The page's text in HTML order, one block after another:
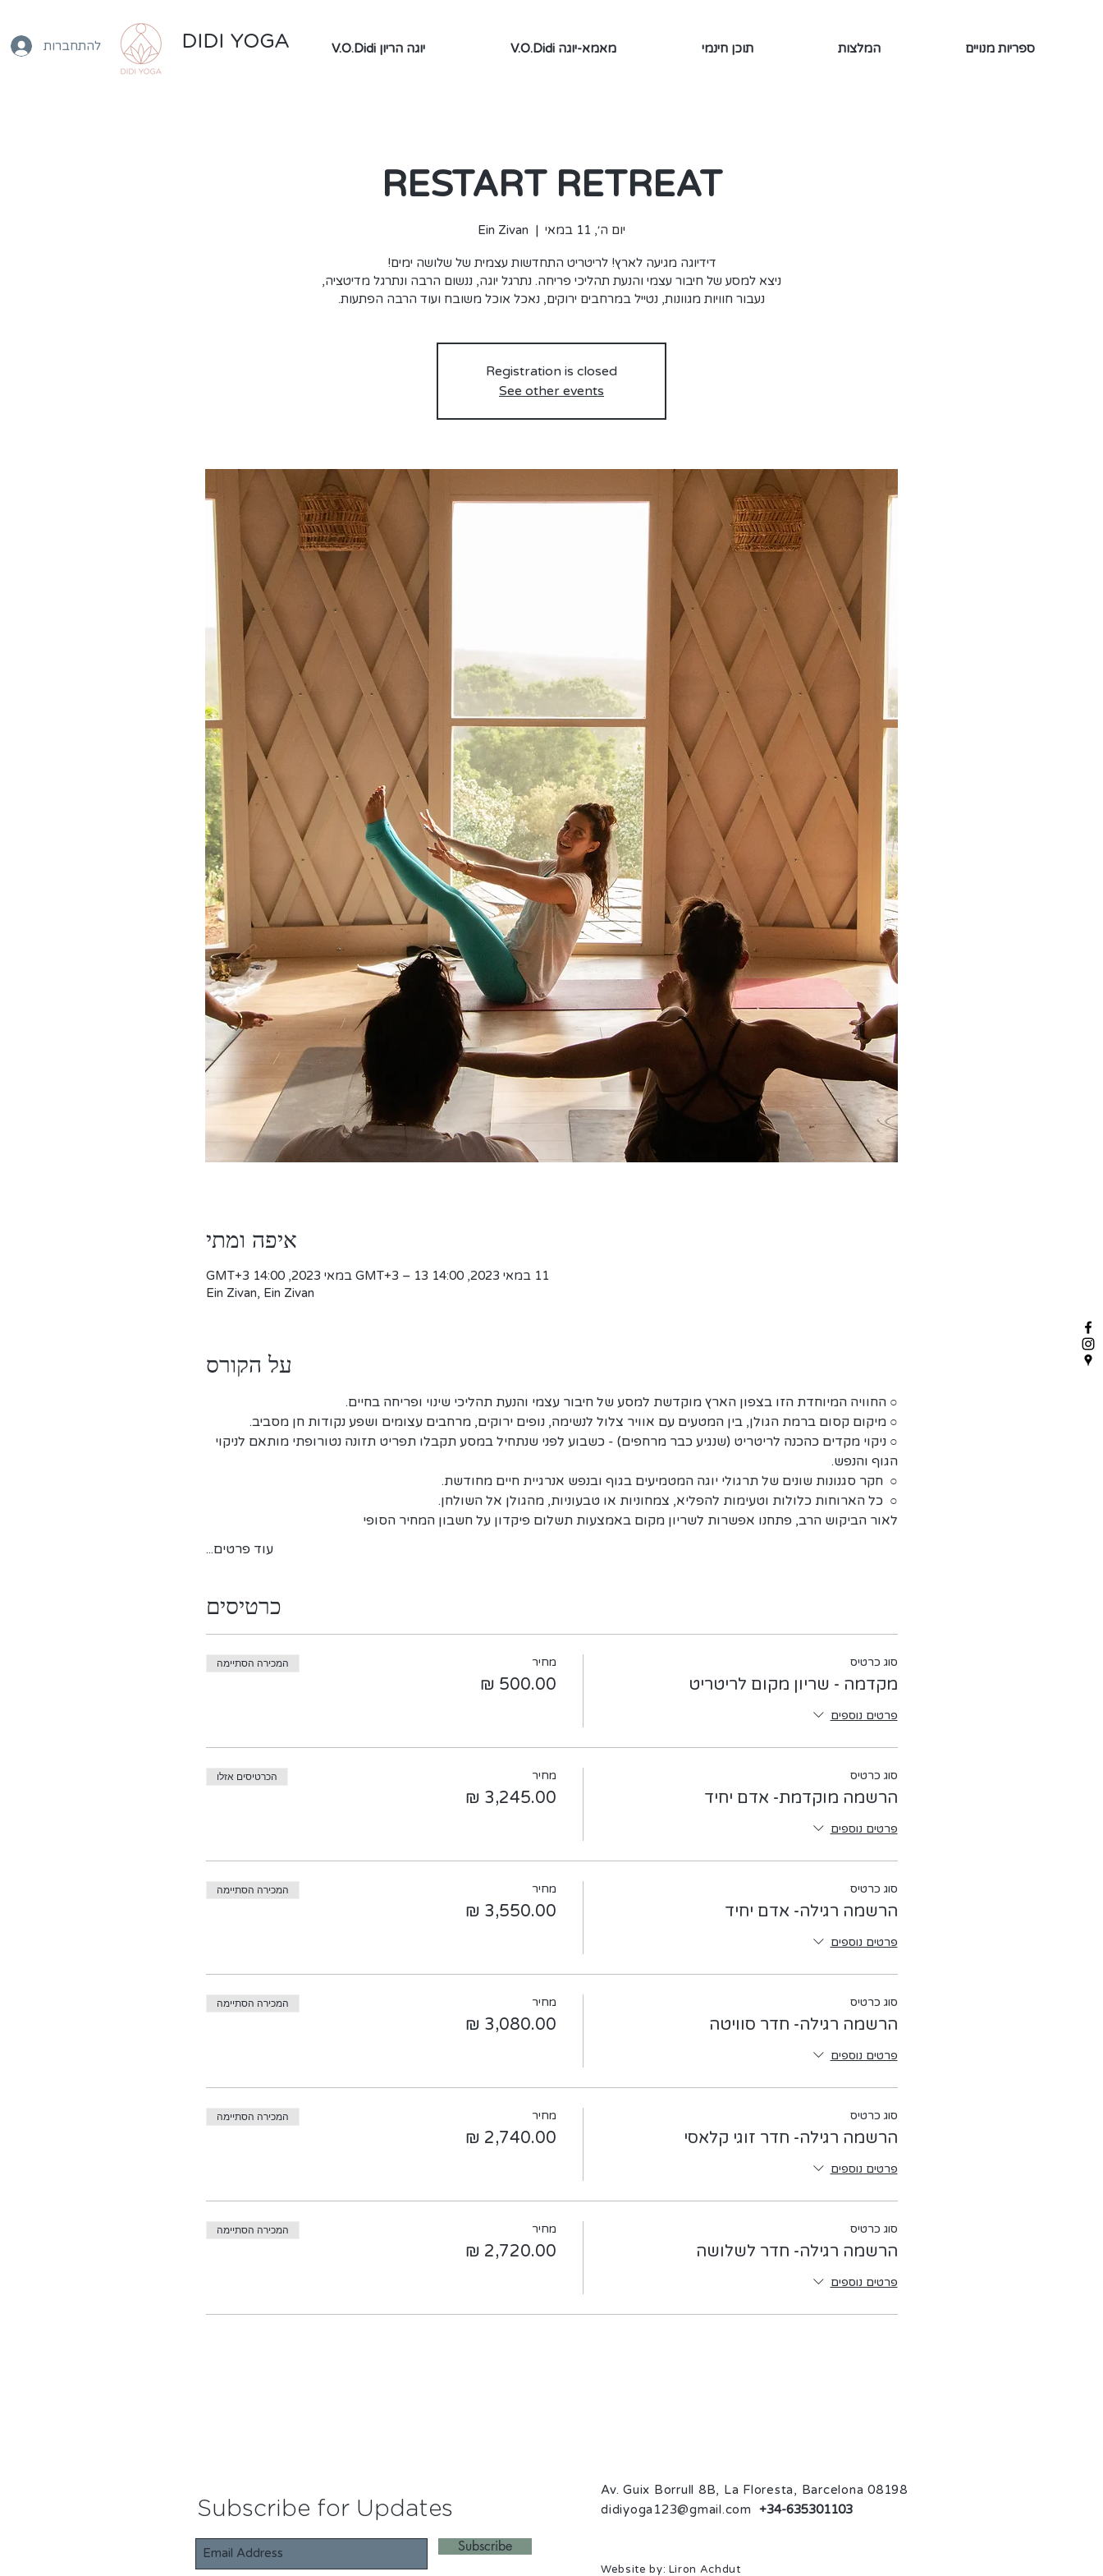
להתחברות DIDI YOGA V.O.Didi יוגה הריון V.O.Didi מאמא-יוגה תוכן חינמי המלצות ספריות מנויים
RESTART RETREAT
יום ה׳, 11 במאי
  |
Ein Zivan
ניצא למסע של חיבור עצמי והנעת תהליכי פריחה. נתרגל יוגה, ננשום הרבה ונתרגל מדיטציה,
נעבור חוויות מגוונות, נטייל במרחבים ירוקים, נאכל אוכל משובח ועוד הרבה הפתעות.
Registration is closed
See other events
איפה ומתי
11 במאי 2023, 14:00 GMT‎+3‎ – 13 במאי 2023, 14:00 GMT‎+3‎
Ein Zivan, Ein Zivan
על הקורס
○ החוויה המיוחדת הזו בצפון הארץ מוקדשת למסע של חיבור עצמי והנעת תהליכי שינוי ופריחה בחיים.
○ מיקום קסום ברמת הגולן, בין המטעים עם אוויר צלול לנשימה, נופים ירוקים, מרחבים עצומים ושפע נקודות חן מסביב.
○ ניקוי מקדים כהכנה לריטריט (שנגיע כבר מרחפים) - כשבוע לפני שנתחיל במסע תקבלו תפריט תזונה נטורופתי מותאם לניקוי
הגוף והנפש.
○  חקר סגנונות שונים של תרגולי יוגה המטמיעים בגוף ובנפש אנרגיית חיים מחודשת.
○  כל הארוחות כלולות וטעימות להפליא, צמחוניות או טבעוניות, מהגולן אל השולחן.
לאור הביקוש הרב, פתחנו אפשרות לשריון מקום באמצעות תשלום פיקדון על חשבון המחיר הסופי
עוד פרטים...
כרטיסים
סוג כרטיס
מקדמה - שריון מקום לריטריט
פרטים נוספים
מחיר המכירה הסתיימה
סוג כרטיס
הרשמה מוקדמת- אדם יחיד
פרטים נוספים
מחיר הכרטיסים אזלו
סוג כרטיס
הרשמה רגילה- אדם יחיד
פרטים נוספים
מחיר המכירה הסתיימה
סוג כרטיס
הרשמה רגילה- חדר סוויטה
פרטים נוספים
מחיר המכירה הסתיימה
סוג כרטיס
הרשמה רגילה- חדר זוגי קלאסי
פרטים נוספים
מחיר המכירה הסתיימה
סוג כרטיס
הרשמה רגילה- חדר לשלושה
פרטים נוספים
מחיר המכירה הסתיימה
Subscribe for Updates
Subscribe
Av. Guix Borrull 8B, La Floresta, Barcelona 08198
didiyoga123@gmail.com
+34-635301103
Website by: Liron Achdut